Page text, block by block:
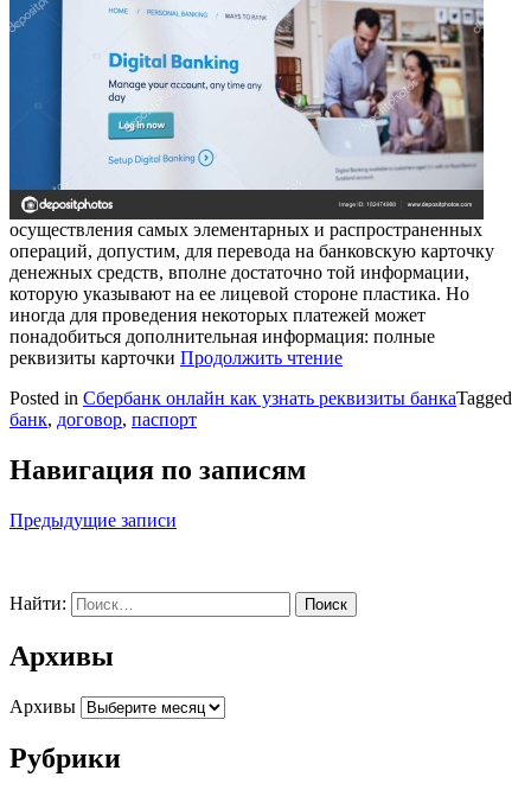
осуществления самых элементарных и распространенных
операций, допустим, для перевода на банковскую карточку
денежных средств, вполне достаточно той информации,
которую указывают на ее лицевой стороне пластика. Но
иногда для проведения некоторых платежей может
понадобиться дополнительная информация: полные
реквизиты карточки Продолжить чтение
Posted in Сбербанк онлайн как узнать реквизиты банкаTagged
банк, договор, паспорт
Навигация по записям
Предыдущие записи
Найти:
Архивы
Архивы
Рубрики